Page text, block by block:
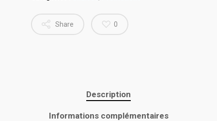
Share 0
Description
Informations complémentaires